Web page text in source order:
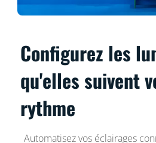
Configurez les
qu'elles suivent
rythme
Automatisez vos éclairages